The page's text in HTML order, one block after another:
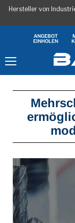
Hersteller von
ANGEBOT
EINHOLEN